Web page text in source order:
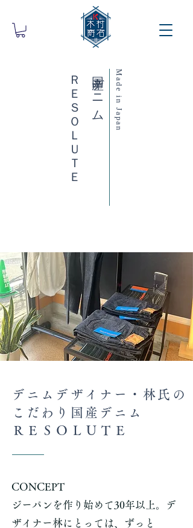
国産デニム
ＲＥＳＯＬＵＴＥ Made in Japan
デニムデザイナー・林氏の
こだわり国産デニム
ＲＥＳＯＬＵＴＥ
CONCEPT
ジーパンを作り始めて30年以上。デ
ザイナー林にとっては、ずっと